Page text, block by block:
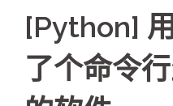
[Python]
了个命令